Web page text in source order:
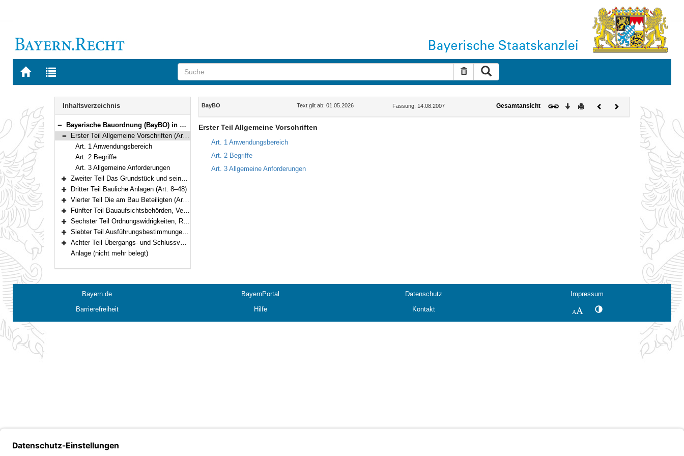
Zur
BAYERN.RECHT
Zur
letzten
Suche zurücksetzen
Navigation
Inhaltsverzeichnis
Bereich reduzieren
Bayerische Bauordnung (BayBO) in der Fassung der Bekanntmachung vom 14. August 2007 (GVBl. S. 588) BayRS 2132-1-B (Art. 1–84)
Bereich reduzieren
Erster Teil Allgemeine Vorschriften (Art. 1–3)
Art. 1 Anwendungsbereich
Art. 2 Begriffe
Art. 3 Allgemeine Anforderungen
Bereich erweitern
Zweiter Teil Das Grundstück und seine Bebauung (Art. 4–7)
Bereich erweitern
Dritter Teil Bauliche Anlagen (Art. 8–48)
Bereich erweitern
Vierter Teil Die am Bau Beteiligten (Art. 49–52)
Bereich erweitern
Fünfter Teil Bauaufsichtsbehörden, Verfahren (Art. 53–78)
Bereich erweitern
Sechster Teil Ordnungswidrigkeiten, Rechtsvorschriften (Art. 79–81a)
Bereich erweitern
Siebter Teil Ausführungsbestimmungen zum Baugesetzbuch (Art. 82–82c)
Bereich erweitern
Achter Teil Übergangs- und Schlussvorschriften (Art. 83–84)
Anlage (nicht mehr belegt)
Inhalt
BayBO Text gilt ab: 01.05.2026 Fassung: 14.08.2007 Gesamtansicht Download
DruckenVorherigesNächstes
Dokument
Erster Teil Allgemeine Vorschriften
Art. 1 Anwendungsbereich
Art. 2 Begriffe
Art. 3 Allgemeine Anforderungen
Bayern.de BayernPortal Datenschutz
Impressum
Barrierefreiheit
Hilfe Kontakt SchriftgrößeKontrastwechsel